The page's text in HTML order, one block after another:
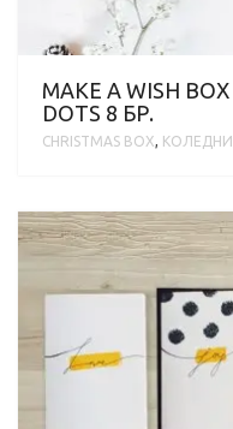
MAKE A WISH
DOTS 8 БР.
CHRISTMAS BOX,